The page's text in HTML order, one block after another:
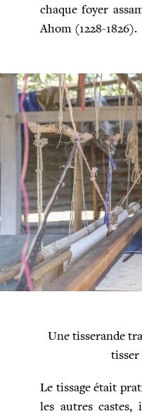
chaque foyer
Ahom (1228-1826).
Une tisserande
Le tissage était
les autres castes,